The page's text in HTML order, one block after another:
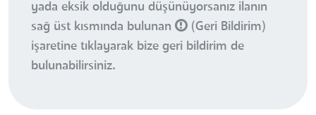
yada eksik olduğunu düşünüyorsanız ilanın
sağ üst kısmında bulunan
(Geri Bildirim)
işaretine tıklayarak bize geri bildirim de
bulunabilirsiniz.